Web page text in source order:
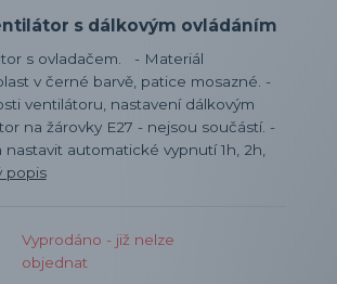
s dálkovým ovládáním
s ovladačem. - Materiál
v černé barvě, patice mosazné. -
ventilátoru, nastavení dálkovým
na žárovky E27 - nejsou součástí. -
automatické vypnutí 1h, 2h,
popis
Vyprodáno - již nelze
objednat